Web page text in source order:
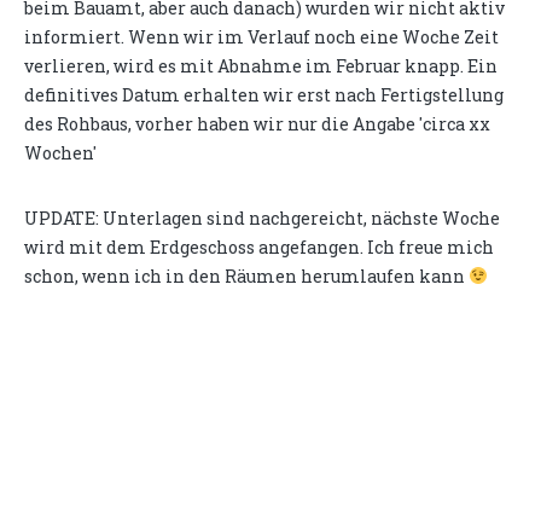
beim Bauamt, aber auch danach) wurden wir nicht aktiv
informiert. Wenn wir im Verlauf noch eine Woche Zeit
verlieren, wird es mit Abnahme im Februar knapp. Ein
definitives Datum erhalten wir erst nach Fertigstellung
des Rohbaus, vorher haben wir nur die Angabe 'circa xx
Wochen'
UPDATE: Unterlagen sind nachgereicht, nächste Woche
wird mit dem Erdgeschoss angefangen. Ich freue mich
schon, wenn ich in den Räumen herumlaufen kann